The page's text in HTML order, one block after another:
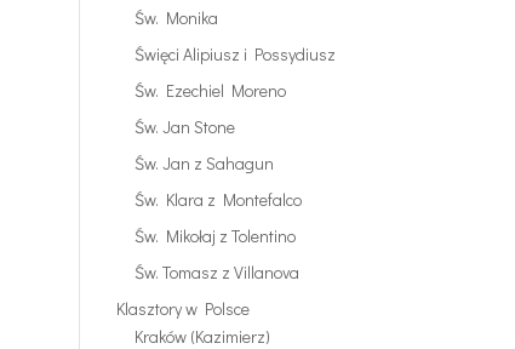
Św. Monika
Święci Alipiusz i Possydiusz
Św. Ezechiel Moreno
Św. Jan Stone
Św. Jan z Sahagun
Św. Klara z Montefalco
Św. Mikołaj z Tolentino
Św. Tomasz z Villanova
Klasztory w Polsce
Kraków (Kazimierz)